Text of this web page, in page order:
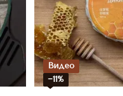
Видео
−11%